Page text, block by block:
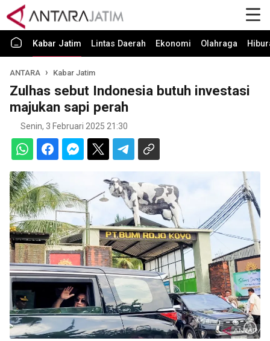
Kabar Jatim Lintas Daerah Ekonomi Olahraga
ANTARA Kabar Jatim
Zulhas sebut Indonesia butuh investasi
majukan sapi perah
Senin, 3 Februari 2025 21:30